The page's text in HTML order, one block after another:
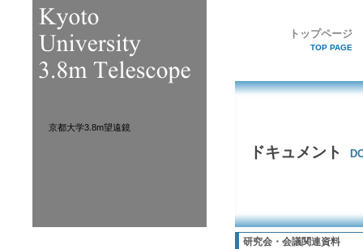
京都大学3.8m望遠鏡
ドキュメント
研究会・会議関連資料
トップページ
TOP PAGE